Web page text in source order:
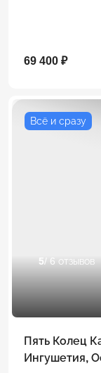
69 400 ₽
Всё и сразу
5/ 6 отзывов
Пять Колец
Ингушетия,